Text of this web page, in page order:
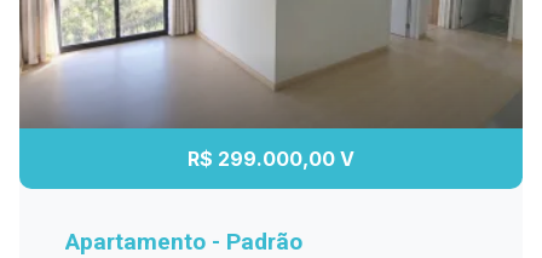
R$ 299.000,00 V
Apartamento - Padrão